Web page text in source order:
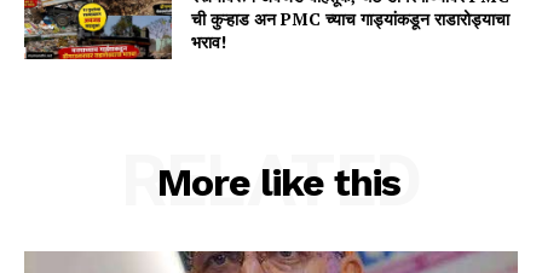
ची कुऱ्हाड अन PMC च्याच गाड्यांकडून राडारोड्याचा
भराव!
More like this
RELATED